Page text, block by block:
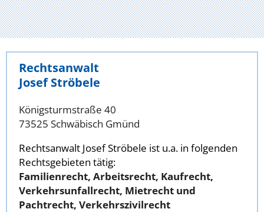
Rechtsanwalt
Josef Ströbele
Königsturmstraße 40
73525 Schwäbisch Gmünd
Rechtsanwalt Josef Ströbele ist u.a. in folgenden
Rechtsgebieten tätig:
Familienrecht, Arbeitsrecht, Kaufrecht,
Verkehrsunfallrecht, Mietrecht und
Pachtrecht, Verkehrszivilrecht